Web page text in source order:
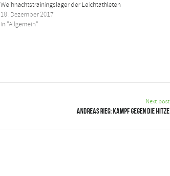
Weihnachtstrainingslager der Leichtathleten
18. Dezember 2017
In "Allgemein"
Next post
Andreas Rieg: Kampf gegen die Hitze